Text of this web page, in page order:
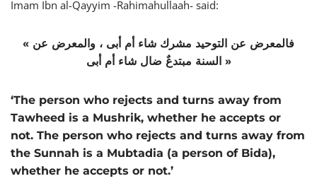
Imam Ibn al-Qayyim -Rahimahullaah- said:
« فالمعرض عن التوحيد مشرك شاء أم أبى ، والمعرض عن
السنة مبتدعٌ ضال شاء أم أبى »
‘The person who rejects and turns away from
Tawheed is a Mushrik, whether he accepts or
not. The person who rejects and turns away from
the Sunnah is a Mubtadia (a person of Bida),
whether he accepts or not.’